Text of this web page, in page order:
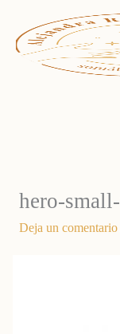
contenido
hero-
Deja un comentario